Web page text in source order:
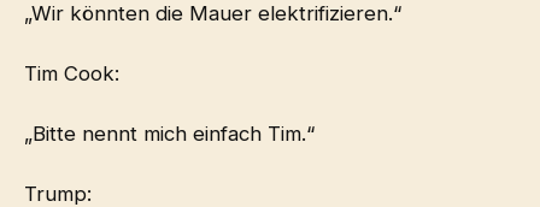
„Wir könnten die Mauer elektrifizieren.“
Tim Cook:
„Bitte nennt mich einfach Tim.“
Trump: